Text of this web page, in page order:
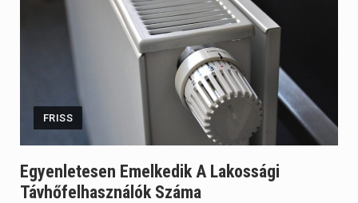
FRISS
Egyenletesen Emelkedik A Lakossági
Távhőfelhasználók Száma